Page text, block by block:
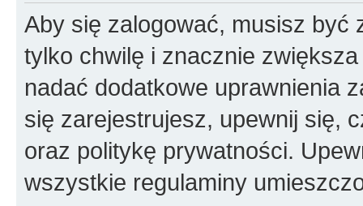
Aby się zalogować, musisz być
tylko chwilę i znacznie
nadać dodatkowe uprawnienia
się zarejestrujesz, upewnij się,
oraz politykę prywatności.
wszystkie regulaminy